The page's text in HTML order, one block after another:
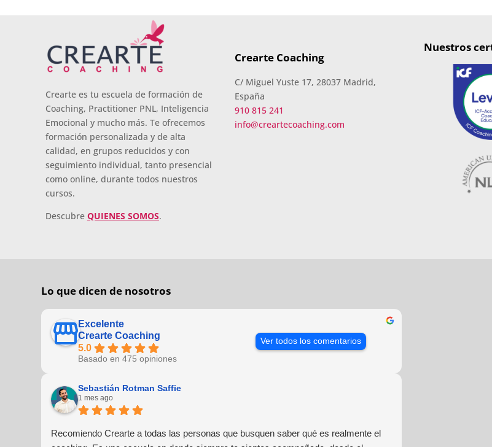
Crearte es tu escuela de formación de
Coaching, Practitioner PNL, Inteligencia
Emocional y mucho más. Te ofrecemos
formación personalizada y de alta
calidad, en grupos reducidos y con
seguimiento individual, tanto presencial
como online, durante todos nuestros
cursos.
Descubre QUIENES SOMOS.
Crearte Coaching
C/ Miguel Yuste 17, 28037 Madrid,
España
910 815 241
info@creartecoaching.com
Nuestros
Lo que dicen de nosotros
Excelente
Crearte Coaching
5.0
Basado en 475 opiniones
Ver todos los comentarios
Sebastián Rotman Saffie
1 mes ago
Recomiendo Crearte a todas las personas que busquen saber qué es realmente el